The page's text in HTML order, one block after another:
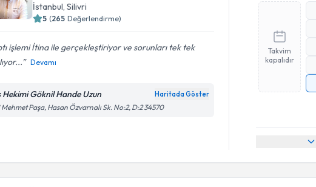
İstanbul , Silivri
5 (265 Değerlendirme)
işlemi İtina ile gerçekleştiriyor ve sorunları tek tek
Devamı
Hekimi Göknil Hande Uzun Haritada Göster
Paşa, Hasan Özvarnalı Sk. No:2, D:2 34570
Takvim
kapalıdır